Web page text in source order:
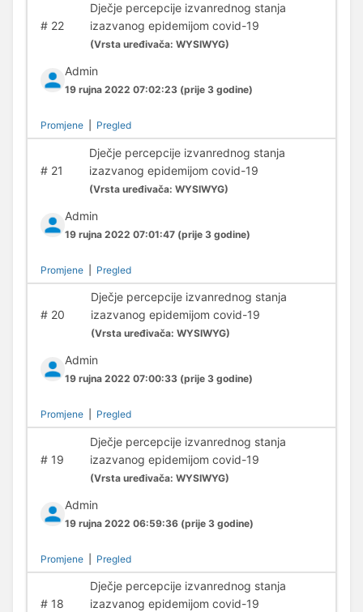
#22
Dječje percepcije izvanrednog stanja
izazvanog epidemijom covid-19
(Vrsta uređivača: WYSIWYG)
Admin
19 rujna 2022 07:02:23 (prije 3 godine)
Promjene Pregled
#21
Dječje percepcije izvanrednog stanja
izazvanog epidemijom covid-19
(Vrsta uređivača: WYSIWYG)
Admin
19 rujna 2022 07:01:47 (prije 3 godine)
Promjene Pregled
#20
Dječje percepcije izvanrednog stanja
izazvanog epidemijom covid-19
(Vrsta uređivača: WYSIWYG)
Admin
19 rujna 2022 07:00:33 (prije 3 godine)
Promjene Pregled
#19
Dječje percepcije izvanrednog stanja
izazvanog epidemijom covid-19
(Vrsta uređivača: WYSIWYG)
Admin
19 rujna 2022 06:59:36 (prije 3 godine)
Promjene Pregled
#18
Dječje percepcije izvanrednog stanja
izazvanog epidemijom covid-19